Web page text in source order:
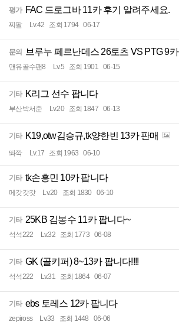
평가 FAC 드로그바 11카 후기 알려주세요.
찌팔 Lv.42 조회 1794 06-17
문의 브루누 페르난데스 26토츠 VS PTG 9카
맨유골수팬8 Lv.5 조회 1901 06-15
기타 K리그 선수 팝니다
부산박서준 Lv.20 조회 1847 06-13
기타 K19,otw김승규,tk양한빈 13카 판매
똬깍 Lv.17 조회 1963 06-10
기타 tk손흥민 10카 팝니다
메갓갓갓 Lv.20 조회 1830 06-10
기타 25KB 김봉수 11카 팝니다~
석석222 Lv.32 조회 1773 06-08
기타 GK (골키퍼) 8~13카 팝니다!!!!
석석222 Lv.31 조회 1864 06-07
기타 ebs 토레스 12카 팝니다
zepiross Lv.33 조회 1448 06-06